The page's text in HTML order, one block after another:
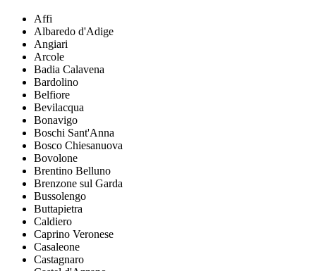
Affi
Albaredo d'Adige
Angiari
Arcole
Badia Calavena
Bardolino
Belfiore
Bevilacqua
Bonavigo
Boschi Sant'Anna
Bosco Chiesanuova
Bovolone
Brentino Belluno
Brenzone sul Garda
Bussolengo
Buttapietra
Caldiero
Caprino Veronese
Casaleone
Castagnaro